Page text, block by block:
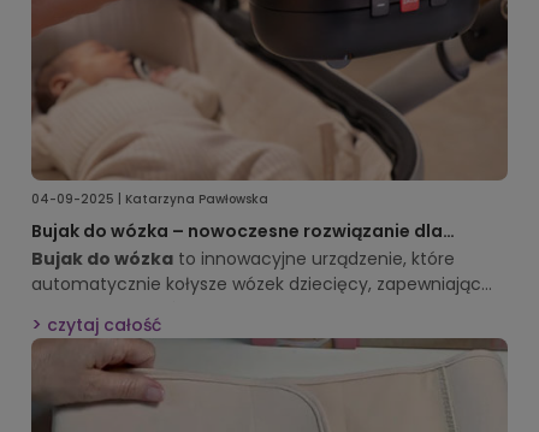
04-09-2025 | Katarzyna Pawłowska
Bujak do wózka – nowoczesne rozwiązanie dla
rodziców i dzieci
Bujak do wózka to innowacyjne urządzenie, które
automatycznie kołysze wózek dziecięcy, zapewniając
Zazuwyróżnia się nowoczesnym designem,
funkcjonalnością i inteligentnymi rozwiązaniami, które
ułatwiają życie rodzicom.
czytaj całość